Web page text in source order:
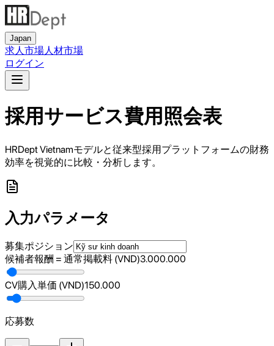
Japan
求人市場人材市場
ログイン
採用サービス費用照会表
HRDept Vietnamモデルと従来型採用プラットフォームの財務
効率を視覚的に比較・分析します。
入力パラメータ
募集ポジション
候補者報酬 = 通常掲載料 (VND)3.000.000
CV購入単価 (VND)150.000
応募数